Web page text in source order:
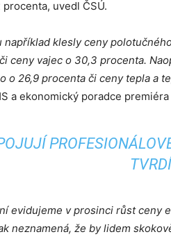
uvedl ČSÚ.
například klesly ceny
ceny vajec o 30,3 procenta.
o 26,9 procenta či ceny tepla a
a ekonomický poradce
TVRDÍ
evidujeme v prosinci růst ceny
neznamená, že by lidem